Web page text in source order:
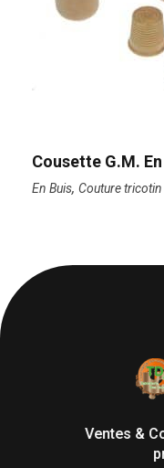
Cousette G.M.
En Buis, Couture tricotin
Ventes &